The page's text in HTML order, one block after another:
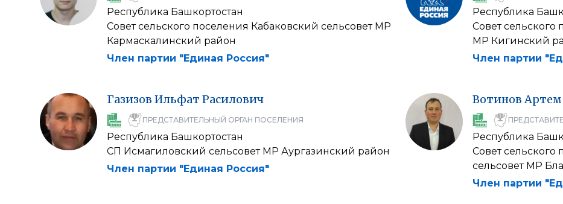
Республика Башкортостан
Совет сельского поселения Кабаковский сельсовет МР
Кармаскалинский район
Член партии "Единая Россия"
Республика
Совет
МР Кигинский
Член партии
Газизов Ильфат Расилович
ПРЕДСТАВИТЕЛЬНЫЙ ОРГАН ПОСЕЛЕНИЯ
Республика Башкортостан
СП Исмагиловский сельсовет МР Аургазинский район
Член партии "Единая Россия"
Вотинов Артем
Республика
Совет
сельсовет МР
Член партии